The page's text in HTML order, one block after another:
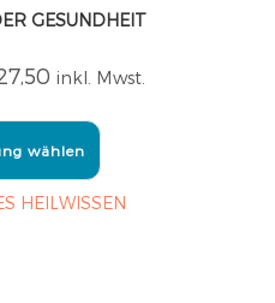
GESUNDHEIT
inkl. Mwst.
wählen